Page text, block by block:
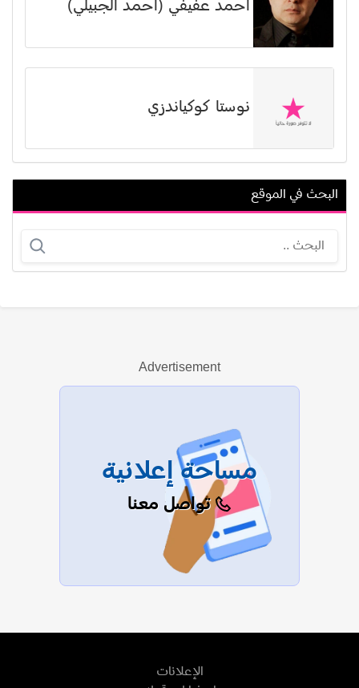
أحمد عفيفي (أحمد الجبيلي)
نوستا كوكياندزي
محمد عادل سلامة
عرض الكل
البحث في الموقع
Advertisement
مساحة إعلانية
تواصل معنا
الإعلانات